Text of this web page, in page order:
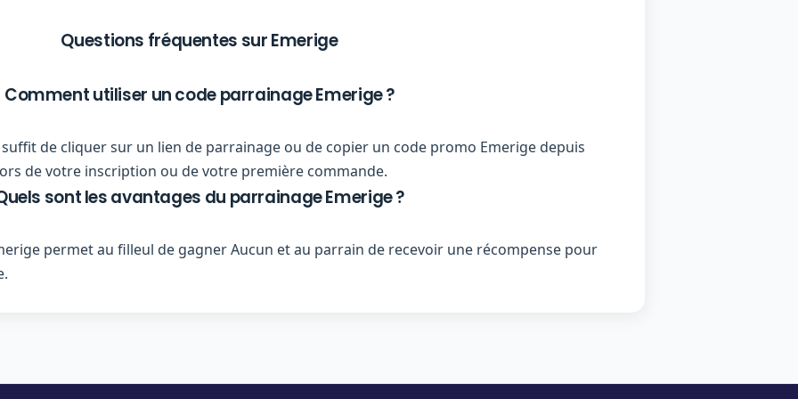
Questions fréquentes sur Emerige
Comment utiliser un code parrainage Emerige ?
de cliquer sur un lien de parrainage ou de copier un code promo Emerige depuis
de votre inscription ou de votre première commande.
sont les avantages du parrainage Emerige ?
permet au filleul de gagner Aucun et au parrain de recevoir une récompense pour